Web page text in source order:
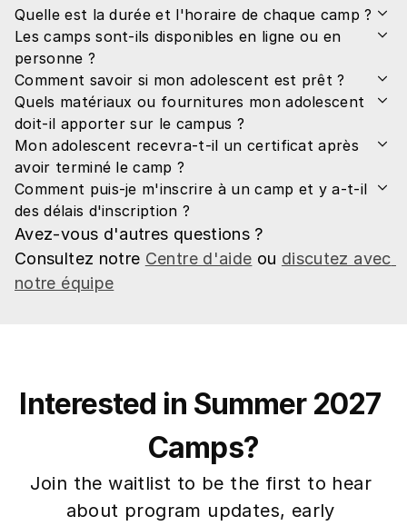
Quelle est la durée et l'horaire de chaque camp ?
Les camps sont-ils disponibles en ligne ou en
personne ?
Comment savoir si mon adolescent est prêt ?
Quels matériaux ou fournitures mon adolescent
doit-il apporter sur le campus ?
Mon adolescent recevra-t-il un certificat après
avoir terminé le camp ?
Comment puis-je m'inscrire à un camp et y a-t-il
des délais d'inscription ?
Avez-vous d'autres questions ?
Consultez notre Centre d'aide ou discutez avec
notre équipe
Interested in Summer 2027
Camps?
Join the waitlist to be the first to hear
about program updates, early